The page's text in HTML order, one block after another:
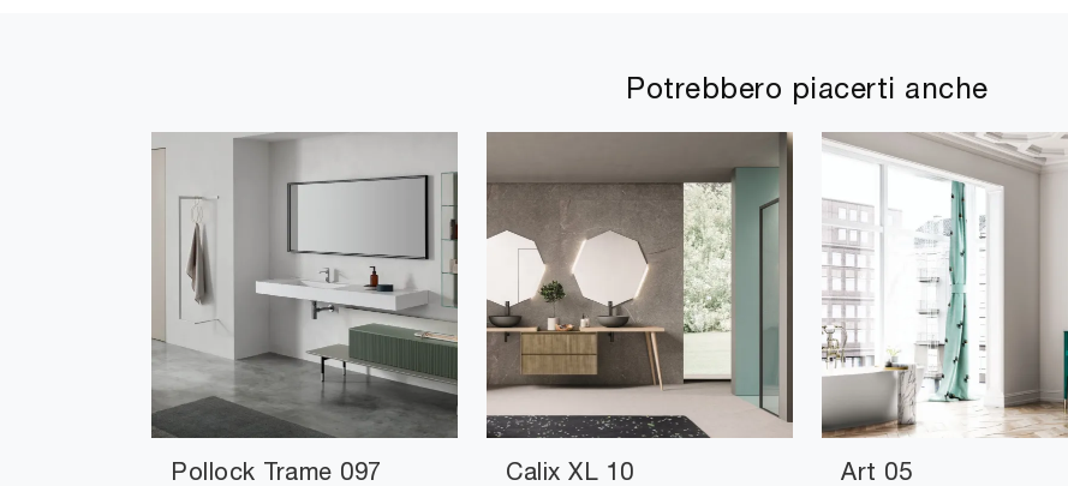
Potrebbero piacerti anche
Pollock Trame 097 Calix XL 10 Art 05